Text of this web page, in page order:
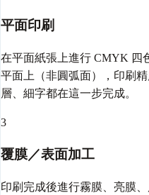
平面印刷
在平面紙張上進行 CMYK 四
平面上（非圓弧面），印刷
層、細字都在這一步完成。
3
覆膜／表面加工
印刷完成後進行霧膜、亮膜